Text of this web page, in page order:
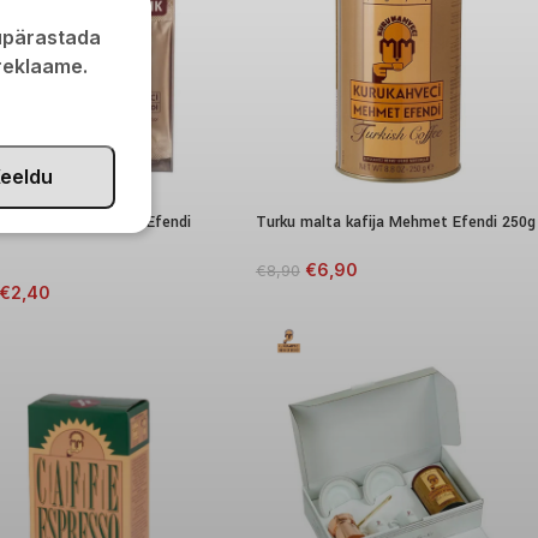
kafija Mehmet Efendi
€2,40
Turku malta kafija Mehmet Efendi 250g
€8,90 €6,90